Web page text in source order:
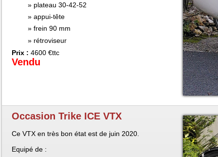
plateau 30-42-52
appui-tête
frein 90 mm
rétroviseur
Prix : 4600 €ttc
Vendu
Occasion Trike ICE VTX
Ce VTX en très bon état est de juin 2020.
Equipé de :